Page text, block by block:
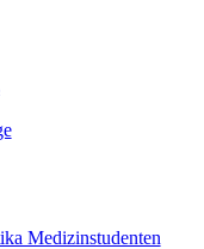
Medizinstudenten